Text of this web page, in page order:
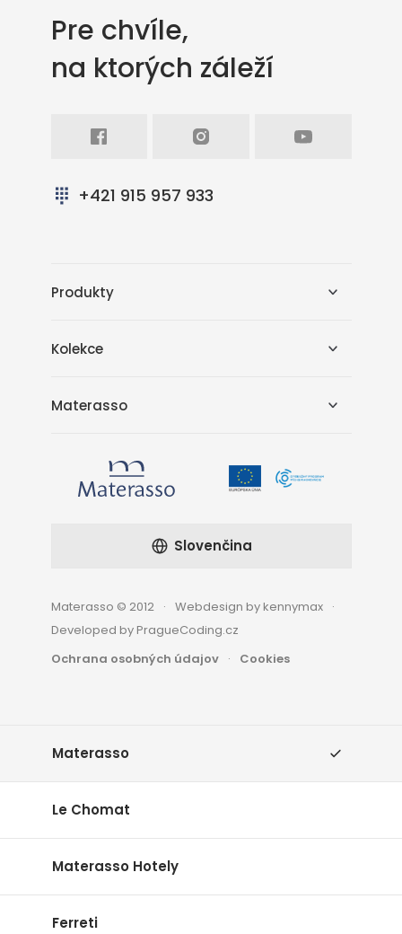
Pre chvíle,
na ktorých záleží
+421 915 957 933
Produkty
Kolekce
Materasso
Materasso © 2012
Webdesign by kennymax
Developed by PragueCoding.cz
Ochrana osobných údajov
Cookies
Slovenčina
Materasso
Le Chomat
Materasso Hotely
Ferreti